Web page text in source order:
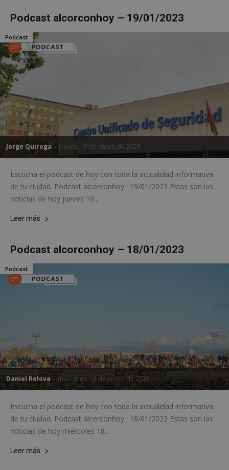
Podcast alcorconhoy – 19/01/2023
Jorge Quiroga - jueves, 19 de enero de 2023
Podcast
Escucha el podcast de hoy con toda la actualidad informativa
de tu ciudad. Podcast alcorconhoy · 19/01/2023 Estas son las
noticias de hoy jueves 19...
Leer más
Podcast alcorconhoy – 18/01/2023
Daniel Relova - miércoles, 18 de enero de 2023
Podcast
Escucha el podcast de hoy con toda la actualidad informativa
de tu ciudad. Podcast alcorconhoy · 18/01/2023 Estas son las
noticias de hoy miércoles 18...
Leer más